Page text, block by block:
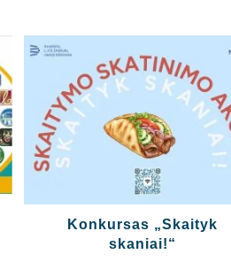
Konkursas „Skaityk
skaniai!“